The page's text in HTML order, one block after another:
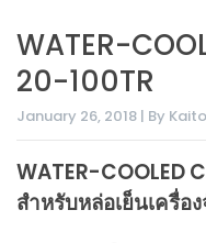
WATER-
20-100TR
January 26, 2018 | By
WATER-COOLED
สำหรับหล่อเย็นเครื่อ